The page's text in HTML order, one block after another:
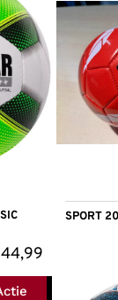
SPORT